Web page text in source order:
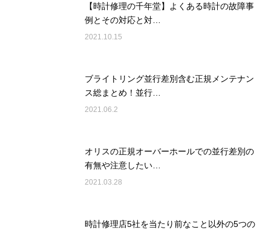
【時計修理の千年堂】よくある時計の故障事
例とその対応と対…
2021.10.15
ブライトリング並行差別含む正規メンテナン
ス総まとめ！並行…
2021.06.2
オリスの正規オーバーホールでの並行差別の
有無や注意したい…
2021.03.28
時計修理店5社を当たり前なこと以外の5つの